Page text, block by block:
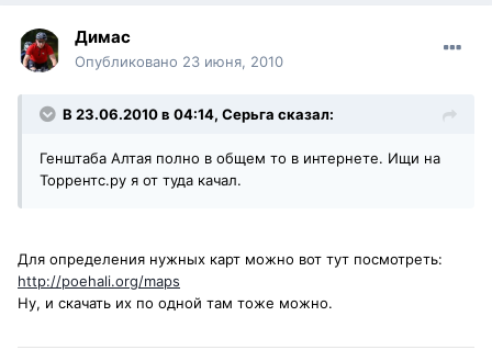
Димас
Опубликовано 23 июня, 2010
В 23.06.2010 в 04:14, Серьга сказал:
Генштаба Алтая полно в общем то в интернете. Ищи на
Торрентс.ру я от туда качал.
Для определения нужных карт можно вот тут посмотреть:
http://poehali.org/maps
Ну, и скачать их по одной там тоже можно.